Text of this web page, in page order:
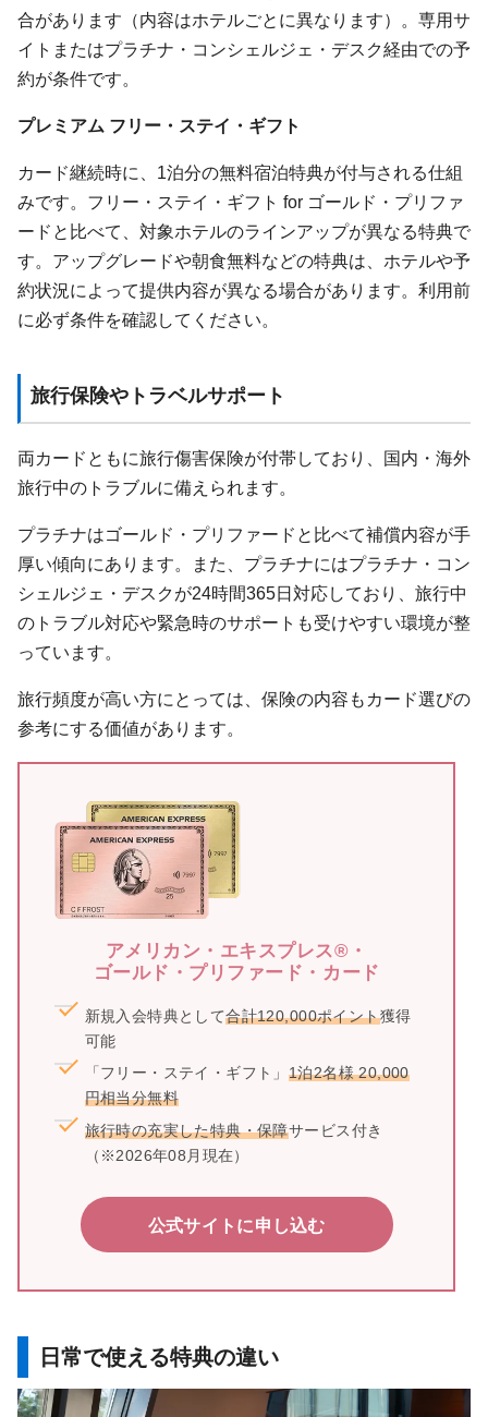
合があります（内容はホテルごとに異なります）。専用サ
イトまたはプラチナ・コンシェルジェ・デスク経由での予
約が条件です。
プレミアム フリー・ステイ・ギフト
カード継続時に、1泊分の無料宿泊特典が付与される仕組
みです。フリー・ステイ・ギフト for ゴールド・プリファ
ードと比べて、対象ホテルのラインアップが異なる特典で
す。アップグレードや朝食無料などの特典は、ホテルや予
約状況によって提供内容が異なる場合があります。利用前
に必ず条件を確認してください。
旅行保険やトラベルサポート
両カードともに旅行傷害保険が付帯しており、国内・海外
旅行中のトラブルに備えられます。
プラチナはゴールド・プリファードと比べて補償内容が手
厚い傾向にあります。また、プラチナにはプラチナ・コン
シェルジェ・デスクが24時間365日対応しており、旅行中
のトラブル対応や緊急時のサポートも受けやすい環境が整
っています。
旅行頻度が高い方にとっては、保険の内容もカード選びの
参考にする価値があります。
アメリカン・エキスプレス®・
ゴールド・プリファード・カード
新規入会特典として合計120,000ポイント獲得
可能
「フリー・ステイ・ギフト」 1泊2名様 20,000
円相当分無料
旅行時の充実した特典・保障サービス付き
（※2026年08月現在）
公式サイトに申し込む
日常で使える特典の違い